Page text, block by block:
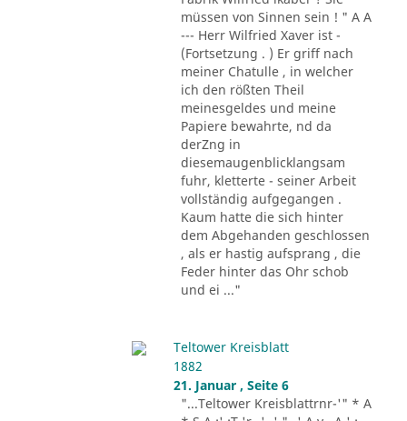
müssen von Sinnen sein ! " A A
--- Herr Wilfried Xaver ist -
(Fortsetzung . ) Er griff nach
meiner Chatulle , in welcher
ich den rößten Theil
meinesgeldes und meine
Papiere bewahrte, nd da
derZng in
diesemaugenblicklangsam
fuhr, kletterte - seiner Arbeit
vollständig aufgegangen .
Kaum hatte die sich hinter
dem Abgehanden geschlossen
, als er hastig aufsprang , die
Feder hinter das Ohr schob
und ei ..."
Teltower Kreisblatt
1882
21. Januar , Seite 6
"...Teltower Kreisblattrnr-'" * A